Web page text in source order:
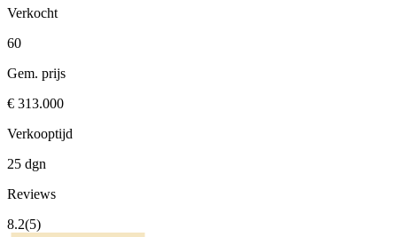
Verkocht
60
Gem. prijs
€ 313.000
Verkooptijd
25 dgn
Reviews
8.2(5)